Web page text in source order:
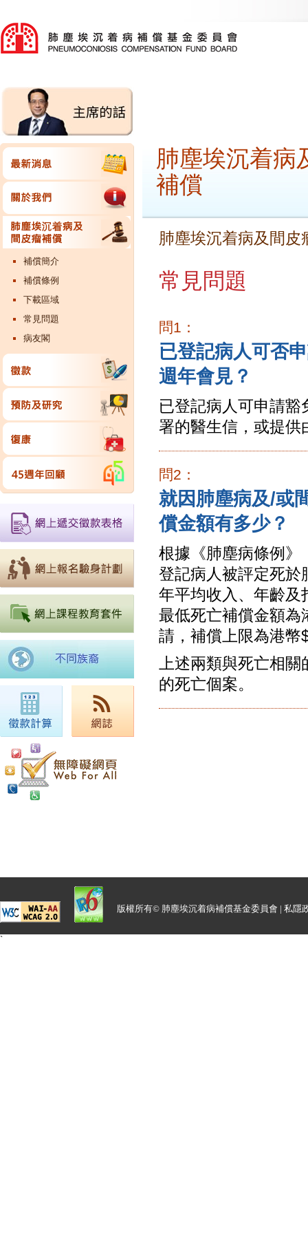
補償簡介
補償條例
下載區域
常見問題
病友閣
肺塵埃沉着病
補償
肺塵埃沉着病及間皮
常見問題
問1：
已登記病人可否
週年會見？
已登記病人可申請
署的醫生信，或提供
問2：
就因肺塵病及/或
償金額有多少？
根據《肺塵病條例》
登記病人被評定死於
年平均收入、年齡及
最低死亡補償金額為
請，補償上限為港幣
上述兩類與死亡相關
的死亡個案。
版權所有© 肺塵埃沉着病補償基金委員會 | 私隱
`